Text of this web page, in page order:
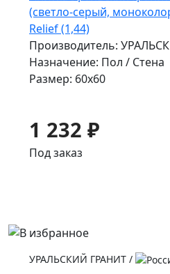
(светло-серый,
Relief (1,44)
Производитель:
Назначение: Пол / Стена
Размер: 60x60
1 232 ₽
Под заказ
УРАЛЬСКИЙ ГРАНИТ /